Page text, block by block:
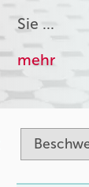
Sie …
mehr